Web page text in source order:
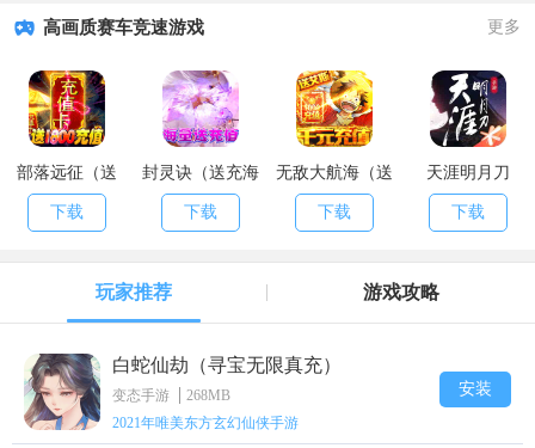
高画质赛车竞速游戏 更多
部落远征（送
1800充值）
下载
封灵诀（送充海
量抽）
下载
无敌大航海（送
海量充值）
下载
天涯明月刀
下载
玩家推荐 游戏攻略
白蛇仙劫（寻宝无限真充）
变态手游
268MB
2021年唯美东方玄幻仙侠手游
安装